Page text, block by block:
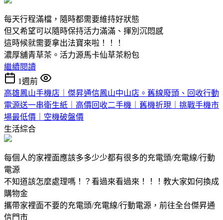
每天行程滿檔，隨時都需要維持好狀態
但又希望可以隨時保持活力滿滿、揮別沉悶感
這時候就需要拿出法寶來啦！！！
濃厚舖青草茶。活力源馬卡仙草茶粉包
繼續閱讀
1週前
高雄鳳山手機店｜傑昇通信鳳山中山店。舊線廢頭、回收行動
電源送一串衛生紙｜高價回收二手機｜舊機折現｜挑戰手機市
場最低價｜空機破盤價
生活綜合
每個人的家裡面應該多多少少都有很多的充電頭/充電線/行動
電源
不知道該怎麼處理嗎！？看過來看過來！！！教大家如何換成
購物金
攜帶家裡面不要的充電頭/充電線/行動電源，前往全台傑昇通
信門市